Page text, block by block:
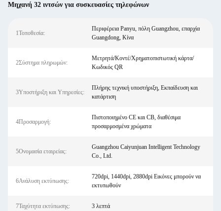
Μηχανή 32 ιντσών για συσκευασίες τηλεφώνων
1Τοποθεσία:
Περιφέρεια Panyu, πόλη Guangzhou, επαρχία
Guangdong, Κίνα
2Σύστημα πληρωμών:
Μετρητά/Κοντέ/Χρηματοπιστωτική κάρτα/
Κωδικός QR
3Υποστήριξη και Υπηρεσίες:
Πλήρης τεχνική υποστήριξη, Εκπαίδευση και
κατάρτιση
4Προσαρμογή:
Πιστοποιημένο CE και CB, διαθέσιμα
προσαρμοσμένα χρώματα
5Ονομασία εταιρείας:
Guangzhou Caiyunjuan Intelligent Technology
Co., Ltd.
6Ανάλυση εκτύπωσης:
720dpi, 1440dpi, 2880dpi Εικόνες μπορούν να
εκτυπωθούν
7Ταχύτητα εκτύπωσης: 3 λεπτά